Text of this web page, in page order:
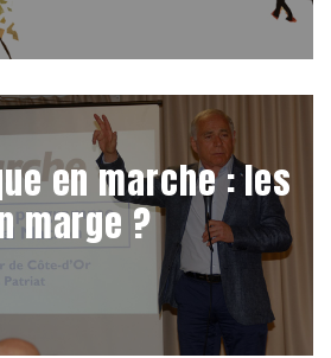
en marche : les
marge ?